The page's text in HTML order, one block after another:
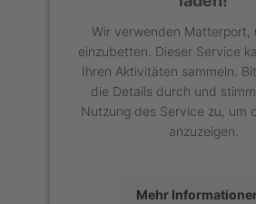
Wir verwenden Matterport,
einzubetten. Dieser Service
Ihren Aktivitäten sammeln.
die Details durch und
Nutzung des Service zu, um
anzuzeigen.
Mehr